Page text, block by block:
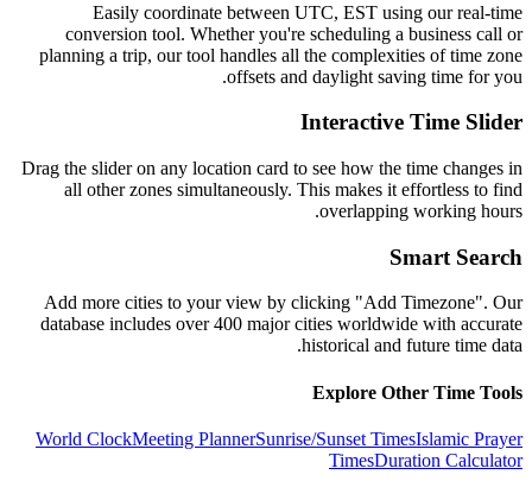
Easily coordinate between UTC, EST using our real-time
conversion tool. Whether you're scheduling a business call or
planning a trip, our tool handles all the complexities of time zone
offsets and daylight saving time for you.
Interactive Time Slider
Drag the slider on any location card to see how the time changes in
all other zones simultaneously. This makes it effortless to find
overlapping working hours.
Smart Search
Add more cities to your view by clicking "Add Timezone". Our
database includes over 400 major cities worldwide with accurate
historical and future time data.
Explore Other Time Tools
World ClockMeeting PlannerSunrise/Sunset TimesIslamic Prayer
TimesDuration Calculator